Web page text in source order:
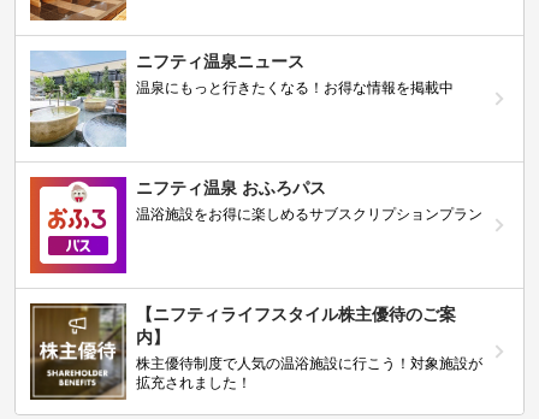
ニフティ温泉ニュース
温泉にもっと行きたくなる！お得な情報を掲載中
ニフティ温泉 おふろパス
温浴施設をお得に楽しめるサブスクリプションプラン
【ニフティライフスタイル株主優待のご案
内】
株主優待制度で人気の温浴施設に行こう！対象施設が
拡充されました！